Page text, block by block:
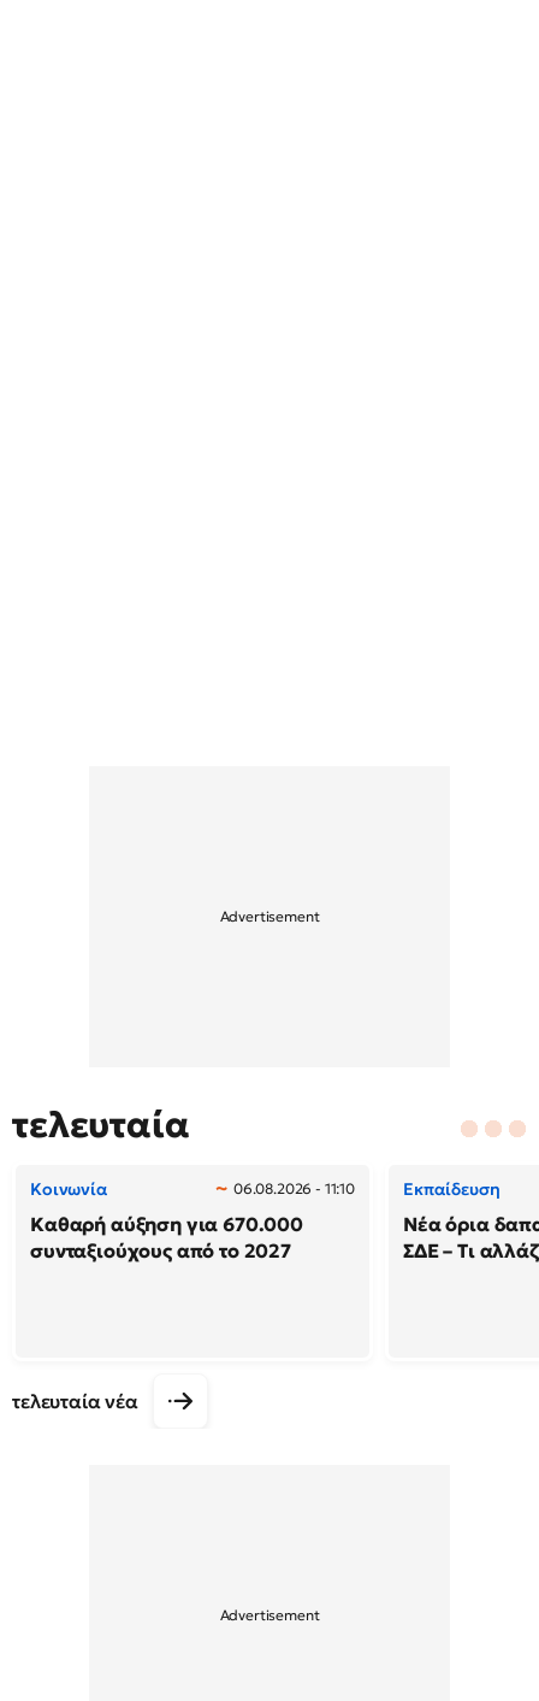
τελευταία
Κοινωνία 06.08.2026 - 11:10
Καθαρή αύξηση για 670.000
συνταξιούχους από το 2027
Εκπαίδευση
Νέα όρια
ΣΔΕ – Τι
τελευταία νέα